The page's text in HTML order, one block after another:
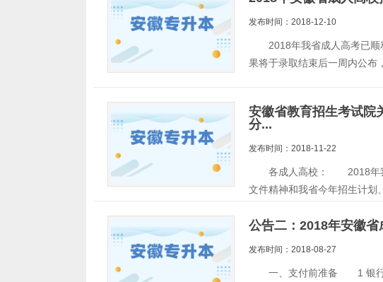
发布时间：2018-12-10
2018年我省成人高考已顺
果将于录取结束后一周内公布
安徽省教育招生考试院
分...
发布时间：2018-11-22
各成人高校： 2018年我省
文件精神和我省今年招生计划
公告二：2018年安徽
发布时间：2018-08-27
一、支付前准备 1 银行